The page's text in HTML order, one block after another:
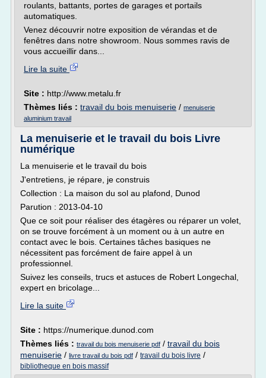
roulants, battants, portes de garages et portails
automatiques.
Venez découvrir notre exposition de vérandas et de
fenêtres dans notre showroom. Nous sommes ravis de
vous accueillir dans...
Lire la suite
Site : http://www.metalu.fr
Thèmes liés : travail du bois menuiserie / menuiserie
aluminium travail
La menuiserie et le travail du bois Livre
numérique
La menuiserie et le travail du bois
J'entretiens, je répare, je construis
Collection : La maison du sol au plafond, Dunod
Parution : 2013-04-10
Que ce soit pour réaliser des étagères ou réparer un volet,
on se trouve forcément à un moment ou à un autre en
contact avec le bois. Certaines tâches basiques ne
nécessitent pas forcément de faire appel à un
professionnel.
Suivez les conseils, trucs et astuces de Robert Longechal,
expert en bricolage...
Lire la suite
Site : https://numerique.dunod.com
Thèmes liés : travail du bois menuiserie pdf / travail du bois
menuiserie / livre travail du bois pdf / travail du bois livre /
bibliotheque en bois massif